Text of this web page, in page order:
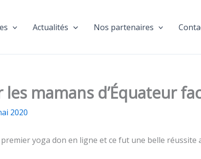
Actualités Nos partenaires
mamans d’Équateur
2020
yoga don en ligne et ce fut une belle réussite